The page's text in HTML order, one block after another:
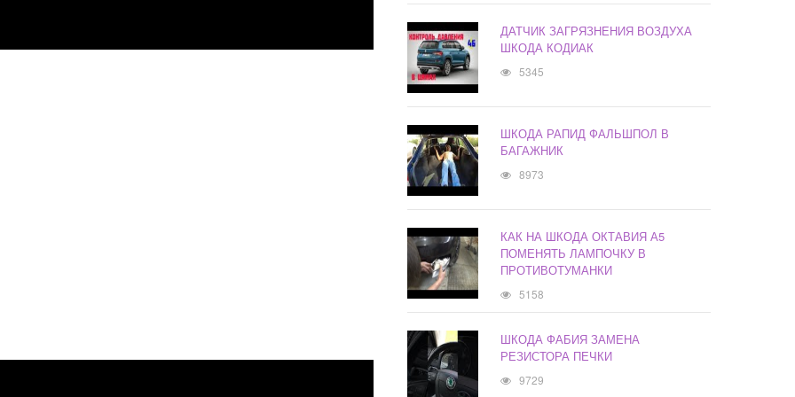
ДАТЧИК ЗАГРЯЗНЕНИЯ ВОЗДУХА
ШКОДА КОДИАК
5345
ШКОДА РАПИД ФАЛЬШПОЛ В
БАГАЖНИК
8973
КАК НА ШКОДА ОКТАВИЯ А5
ПОМЕНЯТЬ ЛАМПОЧКУ В
ПРОТИВОТУМАНКИ
5158
ШКОДА ФАБИЯ ЗАМЕНА
РЕЗИСТОРА ПЕЧКИ
9729